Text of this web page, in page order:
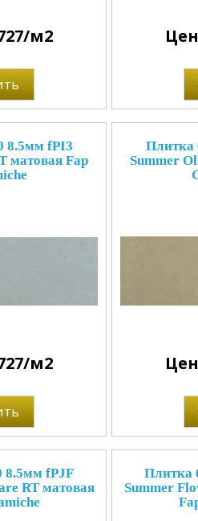
м2
8.5мм fPI3
матовая Fap
м2
Плитка
Summer
8.5мм fPJF
RT матовая
Плитка
Summer